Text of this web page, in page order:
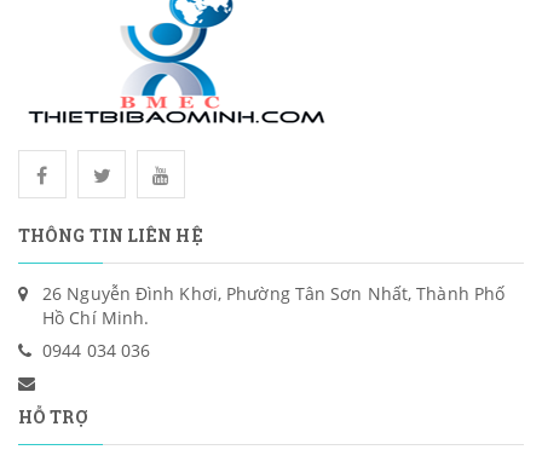
THÔNG TIN LIÊN HỆ
26 Nguyễn Đình Khơi, Phường Tân Sơn Nhất, Thành Phố
Hồ Chí Minh.
0944 034 036
HỖ TRỢ